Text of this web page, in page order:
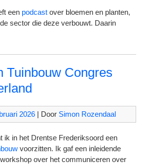
een podcast over bloemen en planten,
sector die deze verbouwt. Daarin
Tuinbouw Congres
2026 | Door Simon Rozendaal
ik in het Drentse Frederiksoord een
voorzitten. Ik gaf een inleidende
over het communiceren over